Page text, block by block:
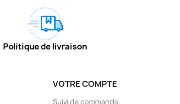
Politique de livraison
VOTRE COMPTE
Suivi de commande